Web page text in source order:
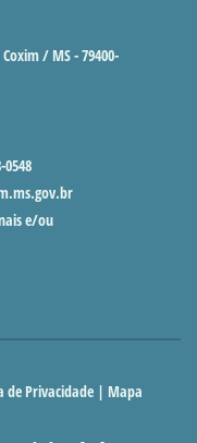
/ MS - 79400-
0548
e/ou
de Privacidade
Mapa